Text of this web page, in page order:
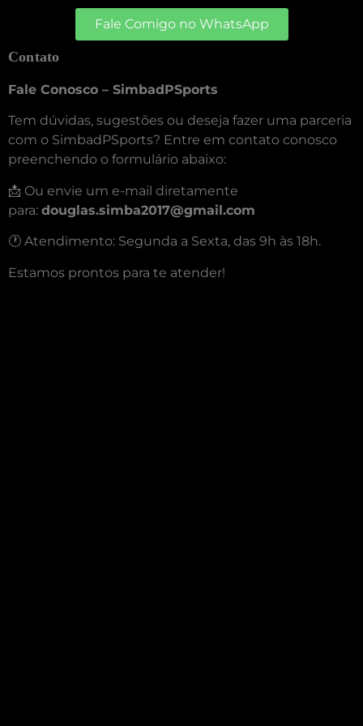
Fale Comigo no WhatsApp
Contato
Fale Conosco – SimbadPSports
Tem dúvidas, sugestões ou deseja fazer uma parceria
com o SimbadPSports? Entre em contato conosco
preenchendo o formulário abaixo:
📩 Ou envie um e-mail diretamente
para: douglas.simba2017@gmail.com
🕐 Atendimento: Segunda a Sexta, das 9h às 18h.
Estamos prontos para te atender!